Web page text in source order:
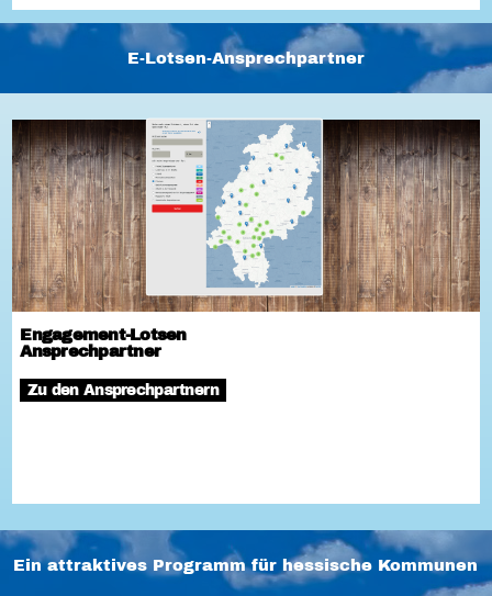
Barriere melden
E-Lotsen-Ansprechpartner
Engagement-Lotsen
Ansprechpartner
Zu den Ansprechpartnern
Ein attraktives Programm für hessische Kommunen